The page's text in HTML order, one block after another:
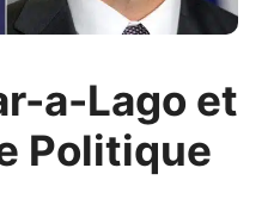
a-Lago et
Politique